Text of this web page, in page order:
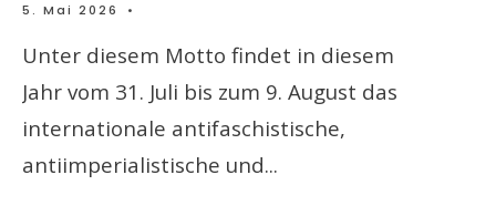
5. Mai 2026 •
Unter diesem Motto findet in diesem
Jahr vom 31. Juli bis zum 9. August das
internationale antifaschistische,
antiimperialistische und...